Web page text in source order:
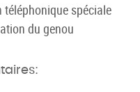
téléphonique spéciale
du genou